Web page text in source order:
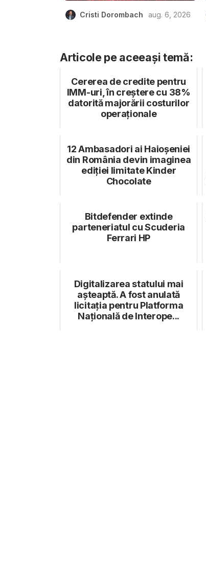
Cristi Dorombach aug. 6, 2026
Articole pe aceeași temă:
Cererea de credite pentru
IMM-uri, în creștere cu 38%
datorită majorării costurilor
operaționale
12 Ambasadori ai Haioșeniei
din România devin imaginea
ediției limitate Kinder
Chocolate
Bitdefender extinde
parteneriatul cu Scuderia
Ferrari HP
Digitalizarea statului mai
așteaptă. A fost anulată
licitația pentru Platforma
Națională de Interope...